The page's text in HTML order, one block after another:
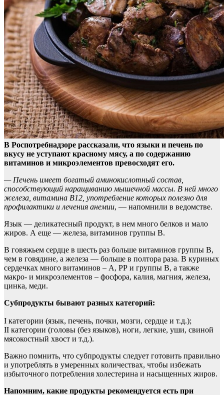
В Роспотребнадзоре рассказали, что языки и печень по
вкусу не уступают красному мясу, а по содержанию
витаминов и микроэлементов превосходят его.
— Печень имеет богатый аминокислотный состав,
способствующий наращиванию мышечной массы. В ней много
железа, витамина В12, употребление которых полезно для
профилактики и лечения анемии, — напомнили в ведомстве.
Язык — деликатесный продукт, в нем много белков и мало
жиров. А еще — железа, витаминов группы В.
В говяжьем сердце в шесть раз больше витаминов группы В,
чем в говядине, а железа — больше в полтора раза. В куриных
сердечках много витаминов – А, РР и группы В, а также
макро- и микроэлементов – фосфора, калия, магния, железа,
цинка, меди.
Субпродукты бывают разных категорий:
I категории (язык, печень, почки, мозги, сердце и т.д.);
II категории (головы (без языков), ноги, легкие, уши, свиной
мясокостный хвост и т.д.).
Важно помнить, что субпродукты следует готовить правильно
и употреблять в умеренных количествах, чтобы избежать
избыточного потребления холестерина и насыщенных жиров.
Напомним, какие продукты рекомендуется есть при